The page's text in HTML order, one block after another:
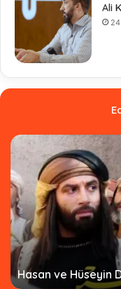
Ali
Hz. Ömer Dizisi